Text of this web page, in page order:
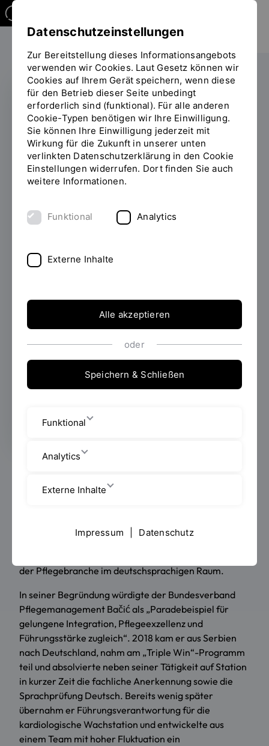
NACHWUCHS-
PFLEGEMANAGER:IN DES
JAHRES
2. Platz bei
Pflegemanagement
Award: OTH-Student
ausgezeichnet
Pflege von morgen aus? Eine Antwort darauf
gibt Borislav Bačić: Der Student des
berufsbegleitenden Bachelorstudiengangs
Pflegemanagement an der OTH Regensburg
wurde beim Pflegemanagement Award 2026
mit dem zweiten Platz als „Nachwuchs-
Pflegemanager:in des Jahres“
seinem ausgeprägten Führungstalent sowie seiner
Auszeichnung vom Bundesverband
Pflegemanagement in Kooperation mit Springer
der Pflegebranche im deutschsprachigen Raum.
In seiner Begründung würdigte der Bundesverband
Pflegemanagement Bačić als „Paradebeispiel für
gelungene Integration, Pflegeexzellenz und
Führungsstärke zugleich“. 2018 kam er aus Serbien
nach Deutschland, nahm am „Triple Win“-Programm
teil und absolvierte neben seiner Tätigkeit auf Station
in kurzer Zeit die fachliche Anerkennung sowie die
Sprachprüfung Deutsch. Bereits wenig später
übernahm er Führungsverantwortung für die
kardiologische Wachstation und entwickelte aus
einem Team mit hoher Fluktuation ein
Datenschutzeinstellungen
Zur Bereitstellung dieses Informationsangebots
verwenden wir Cookies. Laut Gesetz können wir
Cookies auf Ihrem Gerät speichern, wenn diese
für den Betrieb dieser Seite unbedingt
erforderlich sind (funktional). Für alle anderen
Cookie-Typen benötigen wir Ihre Einwilligung.
Sie können Ihre Einwilligung jederzeit mit
Wirkung für die Zukunft in unserer unten
verlinkten Datenschutzerklärung in den Cookie
Einstellungen widerrufen. Dort finden Sie auch
weitere Informationen.
Funktional Analytics
Externe Inhalte
Alle akzeptieren
oder
Speichern & Schließen
Funktional
Analytics
Externe Inhalte
Impressum Datenschutz